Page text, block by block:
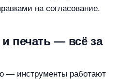
на согласование.
печать — всё за
— инструменты работают